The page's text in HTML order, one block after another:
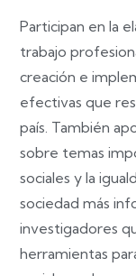
Participan en la
trabajo
creación e
efectivas que
país. También
sobre temas
sociales y la
sociedad más
investigadores
herramientas